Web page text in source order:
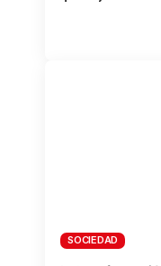
SOCIEDAD